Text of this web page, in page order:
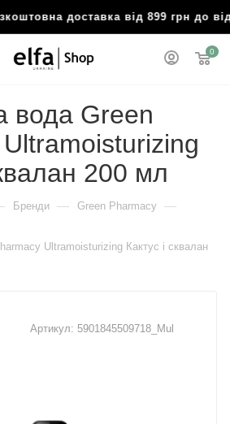
доставка від 899 грн до
0
вода Green
200 мл
Бренди — Green Pharmacy —
Ultramoisturizing Кактус і сквалан
Артикул: 5901845509718_Mul